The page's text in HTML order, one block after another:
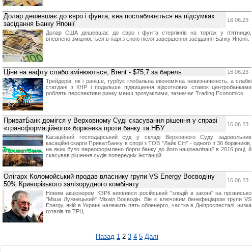
Долар дешевшає до євро і фунта, єна послаблюється на підсумках
засідання Банку Японії
16.06.23
Долар США дешевшає до євро і фунта стерлінгів на торгах у п'ятницю,
впевнено зміцнюється в парі з єною після завершення засідання Банку Японії.
Ціни на нафту слабо змінюються, Brent - $75,7 за барель
16.06.23
Трейдерів, як і раніше, турбує глобальна економічна невизначеність, а слабкі
статдані з КНР і подальше підвищення відсоткових ставок центробанками
роблять перспективи ринку менш зрозумілими, зазначає Trading Economics.
ПриватБанк домігся у Верховному Суді скасування рішення у справі
«трансформаційного» боржника проти банку та НБУ
16.06.23
Касаційний господарський суд у складі Верховного Суду задовольнив
касаційні скарги ПриватБанку в спорі з ТОВ "Лайк Сіті" - одного з 36 боржників,
на яких було переоформлено борги банку до його націоналізації в 2016 році, й
скасував рішення судів попередніх інстанцій.
Олігарх Коломойський продав власнику групи VS Energy Воєводіну
50% Криворізького залізорудного комбінату
16.06.23
Новим акціонером КЗРК виявився російський "злодій в законі" на прізвисько
"Міша Лужнецький" Міхаіл Воєводін. Він є ключовим бенефеціаром групи VS
Energy, якій в Україні належить пять обленерго, частка в Дніпроспесталі, низка
готелів та ТРЦ.
Назад 1 2 3 4 5 Далі